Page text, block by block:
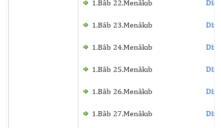
1.Bâb 22.Menâkıb
1.Bâb 23.Menâkıb
1.Bâb 24.Menâkıb
1.Bâb 25.Menâkıb
1.Bâb 26.Menâkıb
1.Bâb 27.Menâkıb